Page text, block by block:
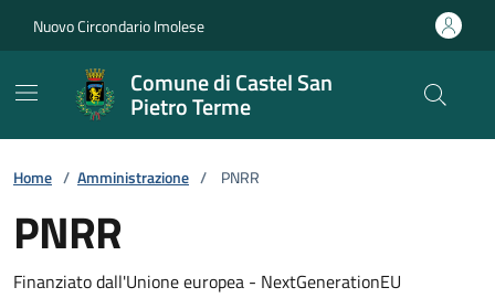
Nuovo Circondario Imolese
Comune di Castel San
Pietro Terme
Home / Amministrazione / PNRR
PNRR
Finanziato dall'Unione europea - NextGenerationEU